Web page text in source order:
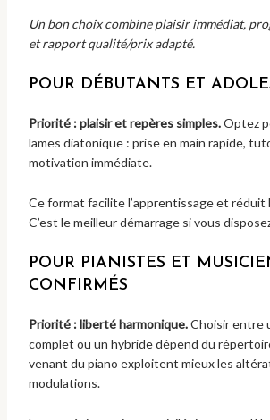
Un bon choix combine plaisir immédiat,
et rapport qualité/prix adapté.
POUR DÉBUTANTS ET
Priorité : plaisir et repères simples.Optez
lames diatonique : prise en main rapide,
motivation immédiate.
Ce format facilite l’apprentissage et
C’est le meilleur démarrage si vous
POUR PIANISTES ET
CONFIRMÉS
Priorité : liberté harmonique.Choisir entre
complet ou un hybride dépend du
venant du piano exploitent mieux les
modulations.